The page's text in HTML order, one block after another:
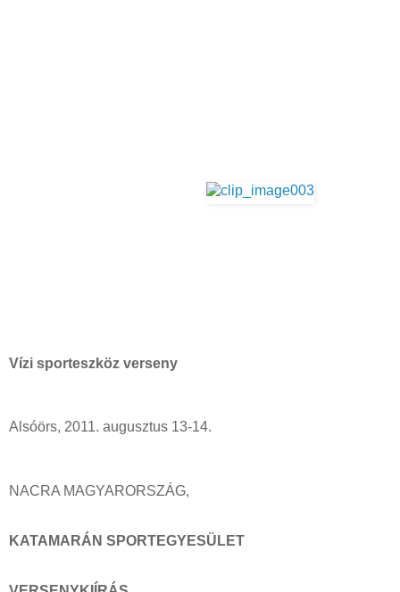
Vízi sporteszköz verseny
Alsóörs, 2011. augusztus 13-14.
NACRA MAGYARORSZÁG,
KATAMARÁN SPORTEGYESÜLET